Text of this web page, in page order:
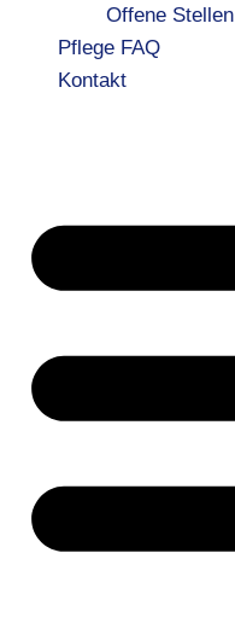
Offene Stellen
Pflege FAQ
Kontakt